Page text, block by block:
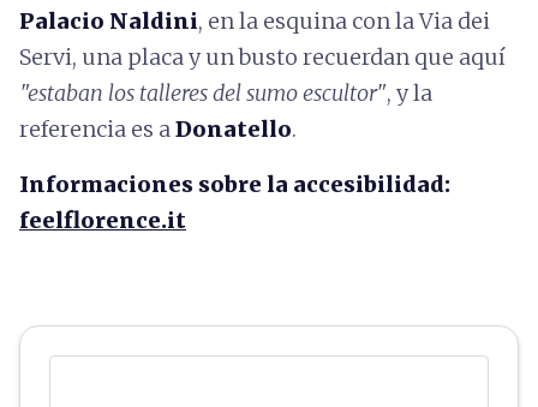
Palacio Naldini, en la esquina con la Via dei
Servi, una placa y un busto recuerdan que aquí
"estaban los talleres del sumo escultor", y la
referencia es aDonatello.
Informaciones sobre la accesibilidad:
feelflorence.it